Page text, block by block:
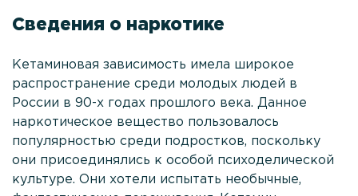
Услуги в области
+7
(495)
182
77 33
Выездная
Сведения о наркотике
Кетаминовая зависимость имела широкое
распространение среди молодых людей в
России в 90-х годах прошлого века. Данное
наркотическое вещество пользовалось
популярностью среди подростков, поскольку
они присоединялись к особой психоделической
культуре. Они хотели испытать необычные,